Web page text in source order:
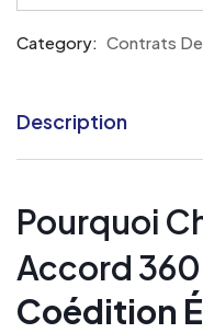
Category: Contrats
Description
Pourquoi
Accord
Coédition